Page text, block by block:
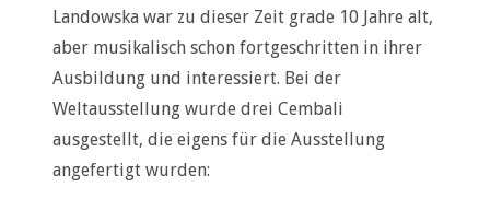
Landowska war zu dieser Zeit grade 10 Jahre alt,
aber musikalisch schon fortgeschritten in ihrer
Ausbildung und interessiert. Bei der
Weltausstellung wurde drei Cembali
ausgestellt, die eigens für die Ausstellung
angefertigt wurden: